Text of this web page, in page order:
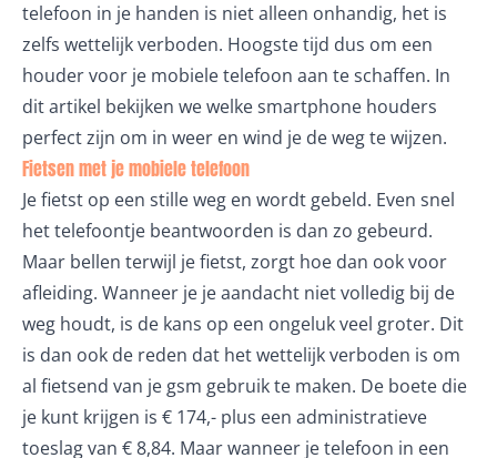
telefoon in je handen is niet alleen onhandig, het is
zelfs wettelijk verboden. Hoogste tijd dus om een
houder voor je mobiele telefoon aan te schaffen. In
dit artikel bekijken we welke smartphone houders
perfect zijn om in weer en wind je de weg te wijzen.
Fietsen met je mobiele telefoon
Je fietst op een stille weg en wordt gebeld. Even snel
het telefoontje beantwoorden is dan zo gebeurd.
Maar bellen terwijl je fietst, zorgt hoe dan ook voor
afleiding. Wanneer je je aandacht niet volledig bij de
weg houdt, is de kans op een ongeluk veel groter. Dit
is dan ook de reden dat hetwettelijk verboden is om
al fietsend van je gsm gebruik te maken. De boete die
je kunt krijgen is € 174,- plus een administratieve
toeslag van € 8,84. Maar wanneer je telefoon in een